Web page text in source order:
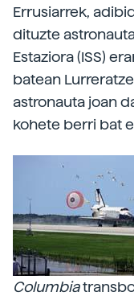
Errusiarrek,
dituzte
Estaziora (ISS)
batean
astronauta joan
kohete berri bat
Columbia